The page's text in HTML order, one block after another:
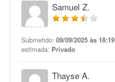
Samuel Z.
Submetido: 09/09/2025 às 18:19
estimada: Privado
Thayse A.